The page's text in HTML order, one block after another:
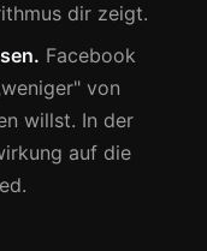
dir zeigt.
Facebook
von
willst. In der
auf die